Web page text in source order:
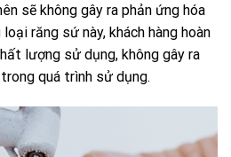
sẽ không gây ra phản ứng hóa
răng sứ này, khách hàng hoàn
lượng sử dụng, không gây ra
quá trình sử dụng.